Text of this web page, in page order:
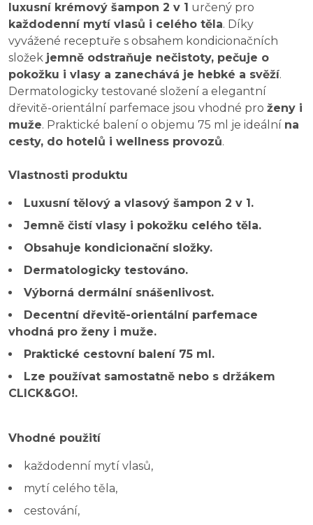
luxusní krémový šampon 2 v 1 určený pro
každodenní mytí vlasů i celého těla. Díky
vyvážené receptuře s obsahem kondicionačních
složek jemně odstraňuje nečistoty, pečuje o
pokožku i vlasy a zanechává je hebké a svěží.
Dermatologicky testované složení a elegantní
dřevitě-orientální parfemace jsou vhodné pro ženy i
muže. Praktické balení o objemu 75 ml je ideální na
cesty, do hotelů i wellness provozů.
Vlastnosti produktu
Luxusní tělový a vlasový šampon 2 v 1.
Jemně čistí vlasy i pokožku celého těla.
Obsahuje kondicionační složky.
Dermatologicky testováno.
Výborná dermální snášenlivost.
Decentní dřevitě-orientální parfemace
vhodná pro ženy i muže.
Praktické cestovní balení 75 ml.
Lze používat samostatně nebo s držákem
CLICK&GO!.
Vhodné použití
každodenní mytí vlasů,
mytí celého těla,
cestování,